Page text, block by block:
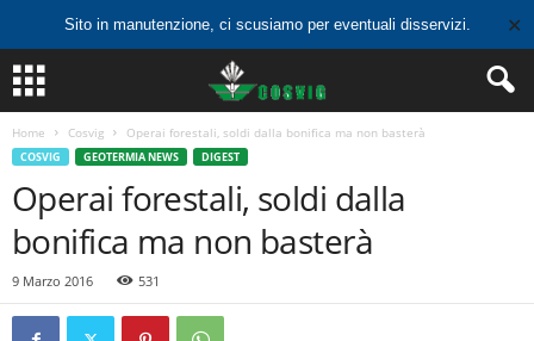
Sito in manutenzione, ci scusiamo per eventuali disservizi. ✕
Home Cosvig Operai forestali, soldi dalla bonifica ma non basterà
COSVIG GEOTERMIA NEWS DIGEST
Operai forestali, soldi dalla
bonifica ma non basterà
9 Marzo 2016 531